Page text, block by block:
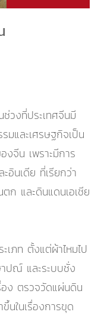
วงที่ประเทศจีนมี
มและเศรษฐกิจเป็น
งจีน เพราะมีการ
อินเดีย ที่เรียกว่า
ก และดินแดนเอเชีย
เภท ตั้งแต่ผ้าไหมไป
ปณ์ และระบบชั่ง
ง ตรวจวัดแผ่นดิน
นในเรื่องการขุด